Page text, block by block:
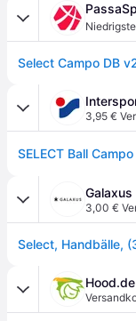
Select Campo DB
3,95 €
SELECT Ball
Galaxus
3,00 €
Select, Handbälle,
Hood.de